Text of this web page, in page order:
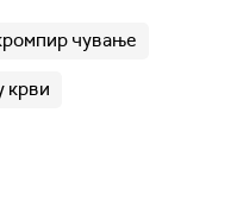
чување
крви